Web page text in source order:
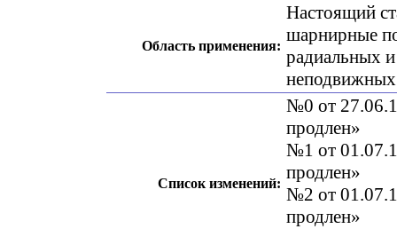
Область применения:
Настоящий
шарнирные
радиальных
Список изменений:
№0 от
продлен»
№1 от
продлен»
№2 от
продлен»